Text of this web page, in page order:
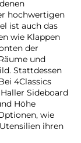
hochwertigen
ist auch das
wie Klappen
der
und
Stattdessen
4Classics
Sideboard
Höhe
wie
ihren